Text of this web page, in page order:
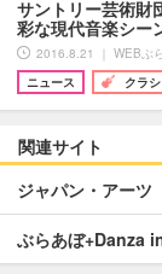
サントリー芸術
彩な現代音楽シー
2016.8.21 ｜ WEBぶ
ニュース
クラ
関連サイト
ジャパン・アーツ
ぶらあぼ+Danza